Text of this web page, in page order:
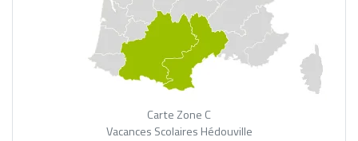
Carte Zone C
Vacances Scolaires Hédouville